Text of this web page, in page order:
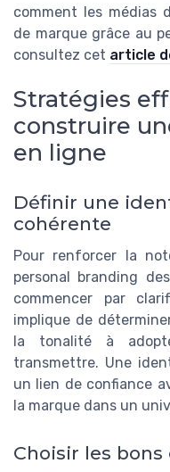
comment les médias
de marque grâce au
consultez cet article
Stratégies
construire
en ligne
Définir une
cohérente
Pour renforcer la
personal branding
commencer par
implique de
la tonalité à
transmettre. Une
un lien de confiance
la marque dans un
Choisir les